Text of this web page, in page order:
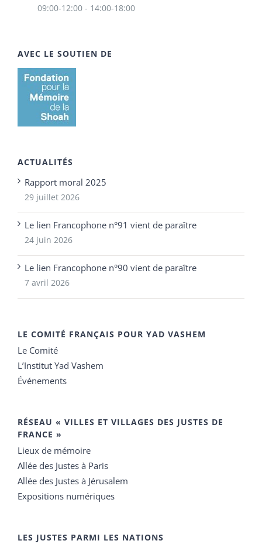
09:00-12:00 - 14:00-18:00
AVEC LE SOUTIEN DE
ACTUALITÉS
Rapport moral 2025
29 juillet 2026
Le lien Francophone n°91 vient de paraître
24 juin 2026
Le lien Francophone n°90 vient de paraître
7 avril 2026
LE COMITÉ FRANÇAIS POUR YAD VASHEM
Le Comité
L’Institut Yad Vashem
Événements
RÉSEAU « VILLES ET VILLAGES DES JUSTES DE
FRANCE »
Lieux de mémoire
Allée des Justes à Paris
Allée des Justes à Jérusalem
Expositions numériques
LES JUSTES PARMI LES NATIONS